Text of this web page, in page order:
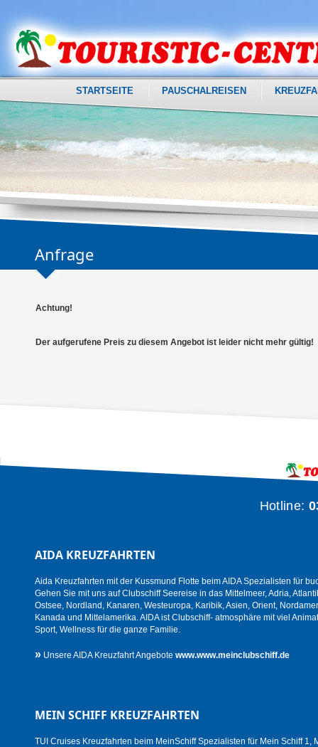
STARTSEITE PAUSCHALREISEN
Anfrage
Achtung!
Der aufgerufene Preis zu diesem Angebot ist leider nicht mehr gültig!
Hotline:
AIDA KREUZFAHRTEN
Aida Kreuzfahrten mit der Kussmund Flotte beim AIDA Spezialisten für
Gehen Sie mit uns auf Clubschiff Seereise in das Mittelmeer, Adria,
Ostsee, Nordland, Kanaren, Westeuropa, Karibik, Asien, Orient,
Kanada und Mittelamerika. AIDA ist Clubschiff- atmosphäre mit viel
Sport, Wellness für die ganze Familie.
» Unsere AIDA Kreuzfahrt Angebote www.www.meinclubschiff.de
MEIN SCHIFF KREUZFAHRTEN
TUI Cruises Kreuzfahrten beim MeinSchiff Spezialisten für Mein Schiff 1,